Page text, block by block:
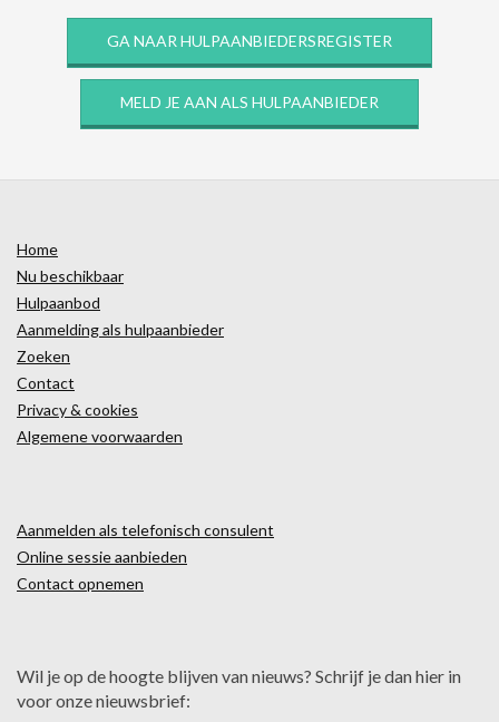
GA NAAR HULPAANBIEDERSREGISTER
MELD JE AAN ALS HULPAANBIEDER
Home
Nu beschikbaar
Hulpaanbod
Aanmelding als hulpaanbieder
Zoeken
Contact
Privacy & cookies
Algemene voorwaarden
Aanmelden als telefonisch consulent
Online sessie aanbieden
Contact opnemen
Wil je op de hoogte blijven van nieuws? Schrijf je dan hier in
voor onze nieuwsbrief: